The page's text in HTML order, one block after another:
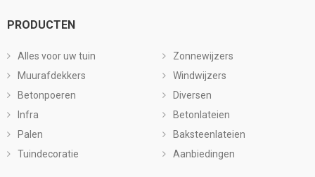
PRODUCTEN
Alles voor uw tuin
Muurafdekkers
Betonpoeren
Infra
Palen
Tuindecoratie
Zonnewijzers
Windwijzers
Diversen
Betonlateien
Baksteenlateien
Aanbiedingen